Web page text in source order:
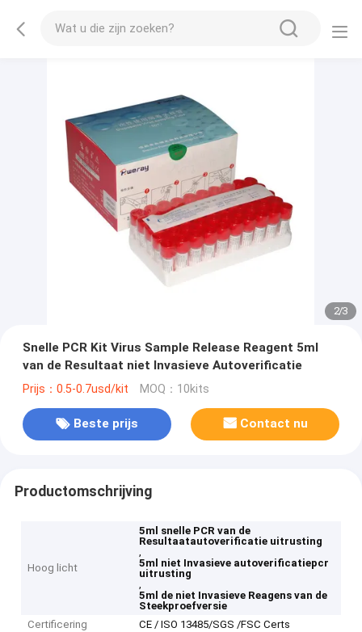
2/3
Snelle PCR Kit Virus Sample Release Reagent 5ml
van de Resultaat niet Invasieve Autoverificatie
Prijs：0.5-0.7usd/kit MOQ：10kits
Beste prijs Contact nu
Productomschrijving
Hoog licht
5ml snelle PCR van de
Resultaatautoverificatie uitrusting
,
5ml niet Invasieve autoverificatiepcr
uitrusting
,
5ml de niet Invasieve Reagens van de
Steekproefversie
Certificering
CE / ISO 13485/SGS /FSC Certs